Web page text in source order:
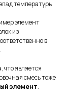
температуры
элемент
из
в
что является
смесь тоже
элемент.